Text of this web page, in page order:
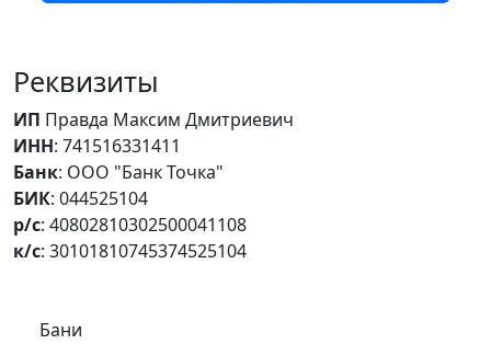
Реквизиты
ИП Правда Максим Дмитриевич
ИНН: 741516331411
Банк: ООО "Банк Точка"
БИК: 044525104
р/с: 40802810302500041108
к/с: 30101810745374525104
Самое важное
Бани